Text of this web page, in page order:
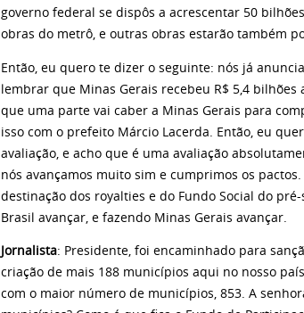
governo federal se dispôs a acrescentar 50
obras do metrô, e outras obras estarão também
Então, eu quero te dizer o seguinte: nós já
lembrar que Minas Gerais recebeu R$ 5,4
que uma parte vai caber a Minas Gerais para
isso com o prefeito Márcio Lacerda. Então, eu
avaliação, e acho que é uma avaliação
nós avançamos muito sim e cumprimos os
destinação dos royalties e do Fundo Social do
Brasil avançar, e fazendo Minas Gerais avançar.
Jornalista: Presidente, foi encaminhado para
criação de mais 188 municípios aqui no nosso
com o maior número de municípios, 853. A